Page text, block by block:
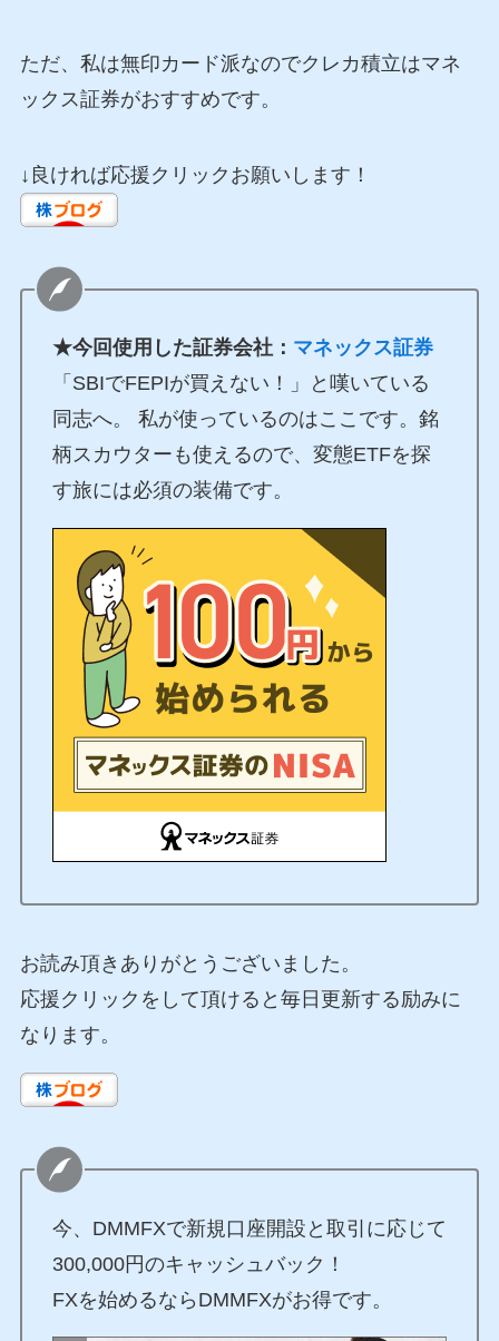
ただ、私は無印カード派なのでクレカ積立はマネ
ックス証券がおすすめです。
↓良ければ応援クリックお願いします！
★今回使用した証券会社： マネックス証券
「SBIでFEPIが買えない！」と嘆いている
同志へ。 私が使っているのはここです。銘
柄スカウターも使えるので、変態ETFを探
す旅には必須の装備です。
お読み頂きありがとうございました。
応援クリックをして頂けると毎日更新する励みに
なります。
今、DMMFXで新規口座開設と取引に応じて
300,000円のキャッシュバック！
FXを始めるならDMMFXがお得です。